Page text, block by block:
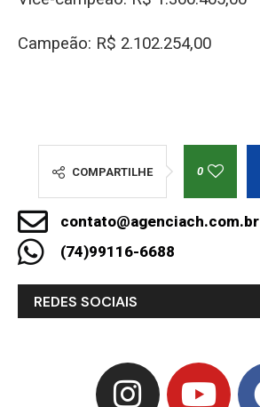
Campeão: R$ 2.102.254,00
COMPARTILHE 0
contato@agenciach.com.br
(74)99116-6688
REDES SOCIAIS